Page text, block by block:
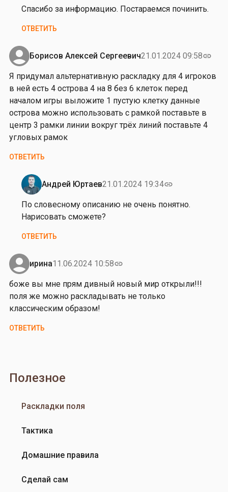
а
о
…
от
Владимир
Гаврилов
т
в
й
т
е
.
С
п
а
с
б
з
…
от
Андрей
на
а
д
е
й
с
т
в
и
т
е
ь
н
о
,
р
б
л
е
м
а
…
Спасибо за информацию. Постараемся починить.
ОТВЕТИТЬ
Борисов Алексей Сергеевич21.01.2024 09:58link
Я придумал альтернативную раскладку для 4 игроков
в ней есть 4 острова 4 на 8 без 6 клеток перед
началом игры выложите 1 пустую клетку данные
острова можно использовать с рамкой поставьте в
центр 3 рамки линии вокруг трёх линий поставьте 4
угловых рамок
ОТВЕТИТЬ
Андрей Юртаев21.01.2024 19:34link
Ответ
на
Я
р
д
у
м
а
л
а
е
а
и
н
ю
По словесному описанию не очень понятно.
Нарисовать сможете?
ОТВЕТИТЬ
ирина11.06.2024 10:58link
боже вы мне прям дивный новый мир открыли!!!
поля же можно раскладывать не только
классическим образом!
ОТВЕТИТЬ
Полезное
Раскладки поля
Тактика
Домашние правила
Сделай сам